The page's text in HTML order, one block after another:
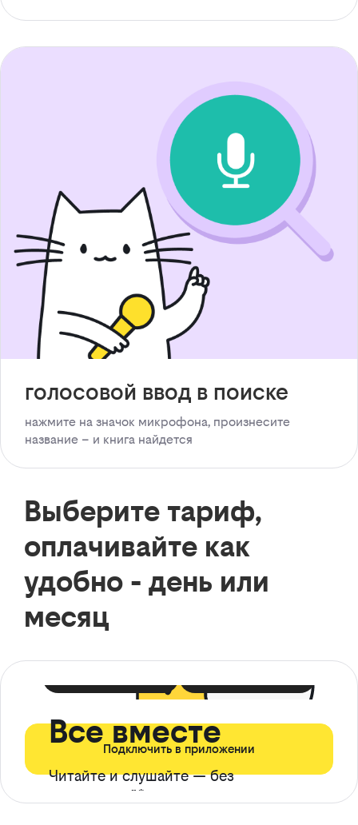
голосовой ввод в поиске
нажмите на значок микрофона, произнесите
название – и книга найдется
Выберите тариф,
оплачивайте как
удобно - день или
месяц
Все вместе
Читайте и слушайте — без
ограничений*
Подключить в приложении